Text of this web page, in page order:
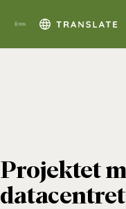
Projektet